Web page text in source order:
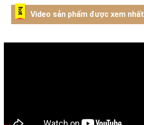
Video sản phẩm được xem nhất